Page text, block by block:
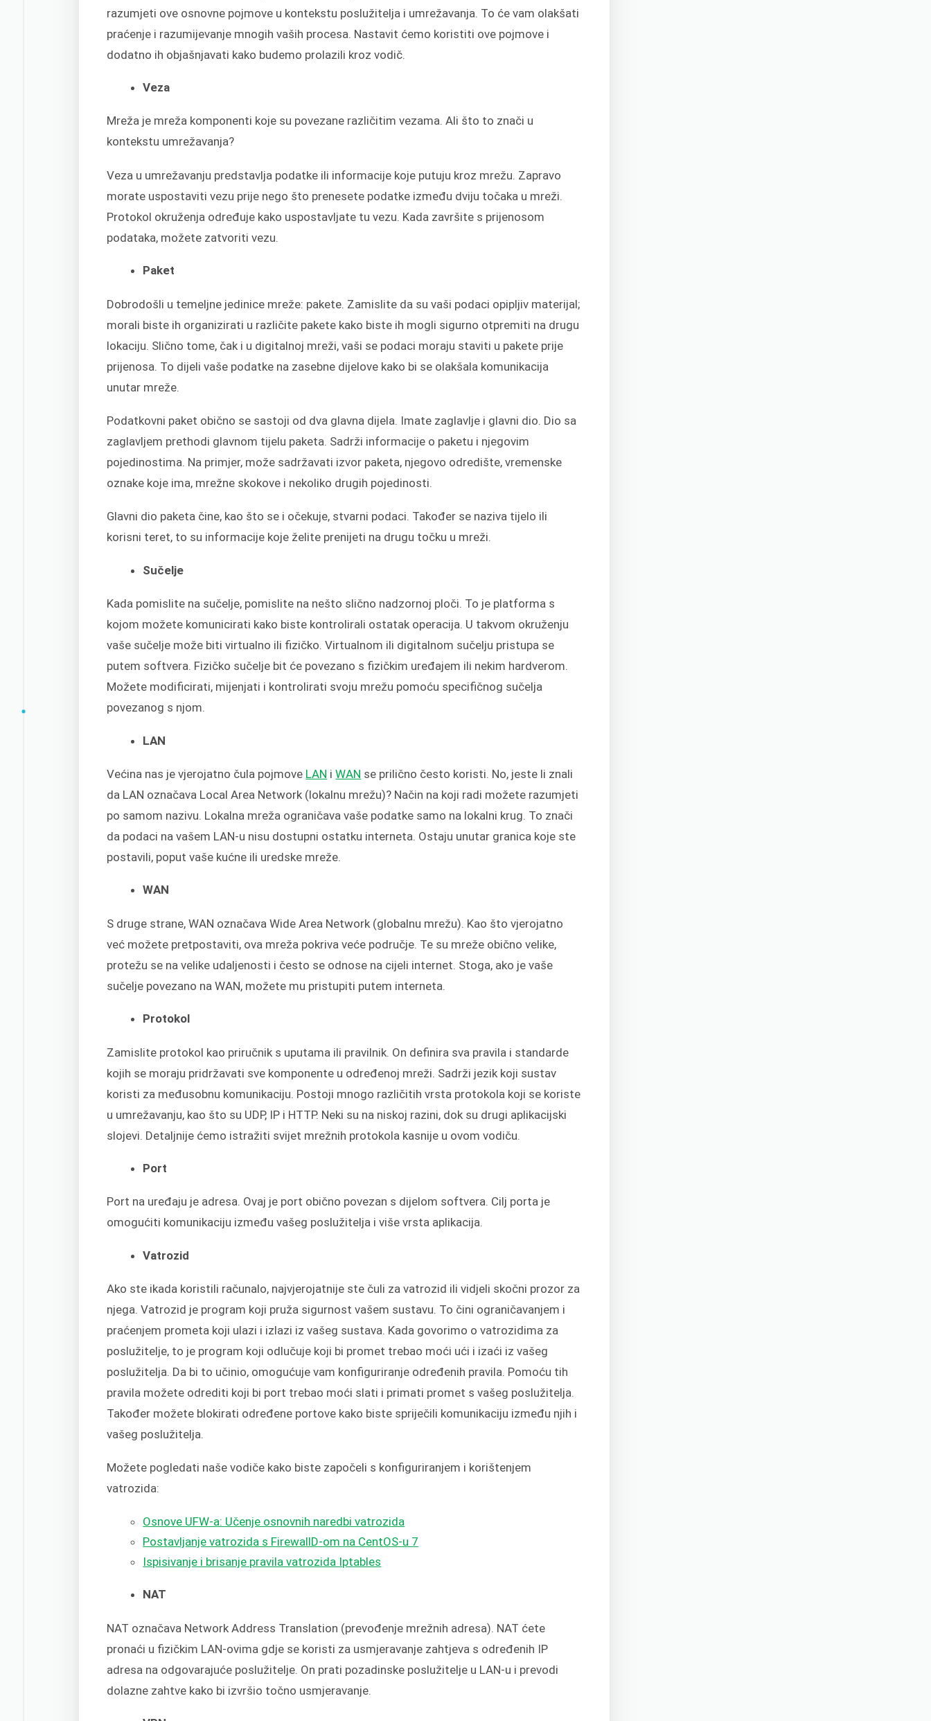
razumjeti ove osnovne pojmove u kontekstu poslužitelja i umrežavanja. To će vam olakšati
praćenje i razumijevanje mnogih vaših procesa. Nastavit ćemo koristiti ove pojmove i
dodatno ih objašnjavati kako budemo prolazili kroz vodič.
Veza
Mreža je mreža komponenti koje su povezane različitim vezama. Ali što to znači u
kontekstu umrežavanja?
Veza u umrežavanju predstavlja podatke ili informacije koje putuju kroz mrežu. Zapravo
morate uspostaviti vezu prije nego što prenesete podatke između dviju točaka u mreži.
Protokol okruženja određuje kako uspostavljate tu vezu. Kada završite s prijenosom
podataka, možete zatvoriti vezu.
Paket
Dobrodošli u temeljne jedinice mreže: pakete. Zamislite da su vaši podaci opipljiv materijal;
morali biste ih organizirati u različite pakete kako biste ih mogli sigurno otpremiti na drugu
lokaciju. Slično tome, čak i u digitalnoj mreži, vaši se podaci moraju staviti u pakete prije
prijenosa. To dijeli vaše podatke na zasebne dijelove kako bi se olakšala komunikacija
unutar mreže.
Podatkovni paket obično se sastoji od dva glavna dijela. Imate zaglavlje i glavni dio. Dio sa
zaglavljem prethodi glavnom tijelu paketa. Sadrži informacije o paketu i njegovim
pojedinostima. Na primjer, može sadržavati izvor paketa, njegovo odredište, vremenske
oznake koje ima, mrežne skokove i nekoliko drugih pojedinosti.
Glavni dio paketa čine, kao što se i očekuje, stvarni podaci. Također se naziva tijelo ili
korisni teret, to su informacije koje želite prenijeti na drugu točku u mreži.
Sučelje
Kada pomislite na sučelje, pomislite na nešto slično nadzornoj ploči. To je platforma s
kojom možete komunicirati kako biste kontrolirali ostatak operacija. U takvom okruženju
vaše sučelje može biti virtualno ili fizičko. Virtualnom ili digitalnom sučelju pristupa se
putem softvera. Fizičko sučelje bit će povezano s fizičkim uređajem ili nekim hardverom.
Možete modificirati, mijenjati i kontrolirati svoju mrežu pomoću specifičnog sučelja
povezanog s njom.
LAN
Većina nas je vjerojatno čula pojmove LAN iWAN se prilično često koristi. No, jeste li znali
da LAN označava Local Area Network (lokalnu mrežu)? Način na koji radi možete razumjeti
po samom nazivu. Lokalna mreža ograničava vaše podatke samo na lokalni krug. To znači
da podaci na vašem LAN-u nisu dostupni ostatku interneta. Ostaju unutar granica koje ste
postavili, poput vaše kućne ili uredske mreže.
WAN
S druge strane, WAN označava Wide Area Network (globalnu mrežu). Kao što vjerojatno
već možete pretpostaviti, ova mreža pokriva veće područje. Te su mreže obično velike,
protežu se na velike udaljenosti i često se odnose na cijeli internet. Stoga, ako je vaše
sučelje povezano na WAN, možete mu pristupiti putem interneta.
Protokol
Zamislite protokol kao priručnik s uputama ili pravilnik. On definira sva pravila i standarde
kojih se moraju pridržavati sve komponente u određenoj mreži. Sadrži jezik koji sustav
koristi za međusobnu komunikaciju. Postoji mnogo različitih vrsta protokola koji se koriste
u umrežavanju, kao što su UDP, IP i HTTP. Neki su na niskoj razini, dok su drugi aplikacijski
slojevi. Detaljnije ćemo istražiti svijet mrežnih protokola kasnije u ovom vodiču.
Port
Port na uređaju je adresa. Ovaj je port obično povezan s dijelom softvera. Cilj porta je
omogućiti komunikaciju između vašeg poslužitelja i više vrsta aplikacija.
Vatrozid
Ako ste ikada koristili računalo, najvjerojatnije ste čuli za vatrozid ili vidjeli skočni prozor za
njega. Vatrozid je program koji pruža sigurnost vašem sustavu. To čini ograničavanjem i
praćenjem prometa koji ulazi i izlazi iz vašeg sustava. Kada govorimo o vatrozidima za
poslužitelje, to je program koji odlučuje koji bi promet trebao moći ući i izaći iz vašeg
poslužitelja. Da bi to učinio, omogućuje vam konfiguriranje određenih pravila. Pomoću tih
pravila možete odrediti koji bi port trebao moći slati i primati promet s vašeg poslužitelja.
Također možete blokirati određene portove kako biste spriječili komunikaciju između njih i
vašeg poslužitelja.
Možete pogledati naše vodiče kako biste započeli s konfiguriranjem i korištenjem
vatrozida:
Osnove UFW-a: Učenje osnovnih naredbi vatrozida
Postavljanje vatrozida s FirewallD-om na CentOS-u 7
Ispisivanje i brisanje pravila vatrozida Iptables
NAT
NAT označava Network Address Translation (prevođenje mrežnih adresa). NAT ćete
pronaći u fizičkim LAN-ovima gdje se koristi za usmjeravanje zahtjeva s određenih IP
adresa na odgovarajuće poslužitelje. On prati pozadinske poslužitelje u LAN-u i prevodi
dolazne zahtve kako bi izvršio točno usmjeravanje.